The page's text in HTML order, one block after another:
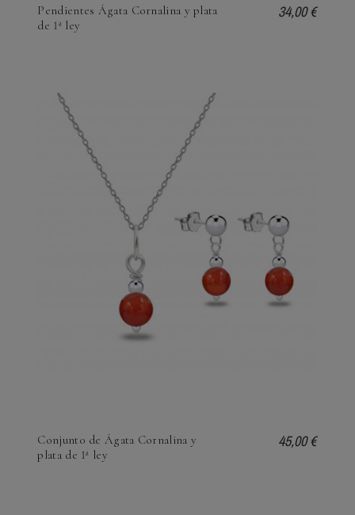
Pendientes Ágata Cornalina y plata
de 1ª ley
34,00 €
Conjunto de Ágata Cornalina y
plata de 1ª ley
45,00 €